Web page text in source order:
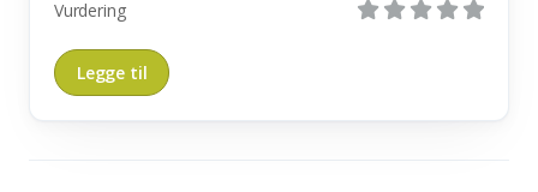
Vurdering